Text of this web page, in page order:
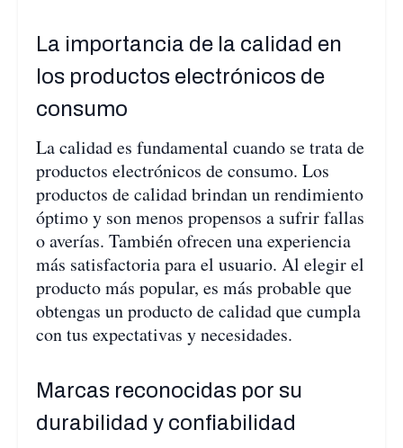
La importancia de la calidad en
los productos electrónicos de
consumo
La calidad es fundamental cuando se trata de
productos electrónicos de consumo. Los
productos de calidad brindan un rendimiento
óptimo y son menos propensos a sufrir fallas
o averías. También ofrecen una experiencia
más satisfactoria para el usuario. Al elegir el
producto más popular, es más probable que
obtengas un producto de calidad que cumpla
con tus expectativas y necesidades.
Marcas reconocidas por su
durabilidad y confiabilidad